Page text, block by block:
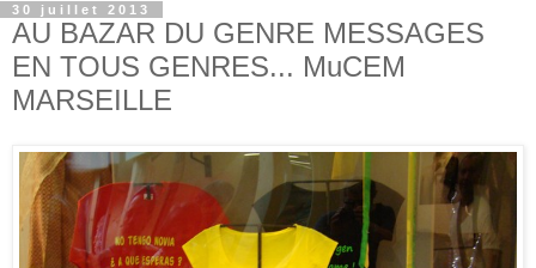
30 juillet 2013
AU BAZAR DU GENRE MESSAGES
EN TOUS GENRES... MuCEM
MARSEILLE